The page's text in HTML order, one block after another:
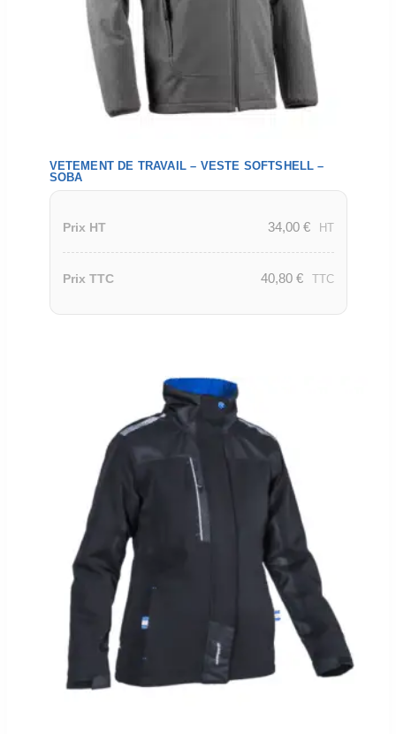
VETEMENT DE TRAVAIL – VESTE SOFTSHELL –
SOBA
Prix HT 34,00 € HT
Prix TTC 40,80 € TTC